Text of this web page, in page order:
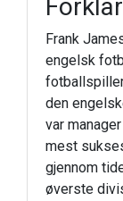
Frank
engelsk
den
var
mest
gjennom
øverste